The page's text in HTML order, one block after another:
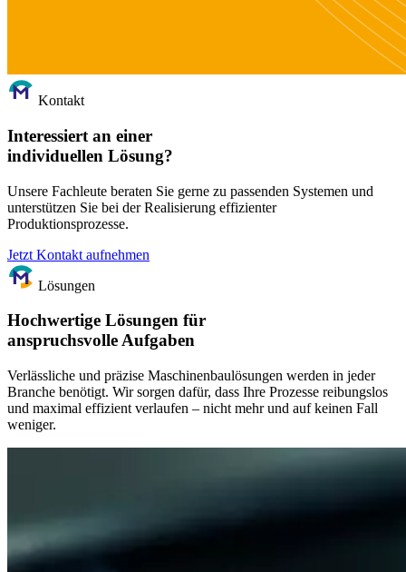
Kontakt
Interessiert an einer
individuellen Lösung?
Unsere Fachleute beraten Sie gerne zu passenden Systemen und
unterstützen Sie bei der Realisierung effizienter
Produktionsprozesse.
Jetzt Kontakt aufnehmen
Lösungen
Hochwertige Lösungen für
anspruchsvolle Aufgaben
Verlässliche und präzise Maschinenbaulösungen werden in jeder
Branche benötigt. Wir sorgen dafür, dass Ihre Prozesse reibungslos
und maximal effizient verlaufen – nicht mehr und auf keinen Fall
weniger.